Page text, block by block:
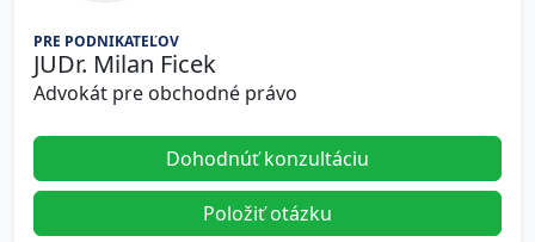
PRE PODNIKATEĽOV
JUDr. Milan Ficek
Advokát pre obchodné právo
Dohodnúť konzultáciu
Položiť otázku